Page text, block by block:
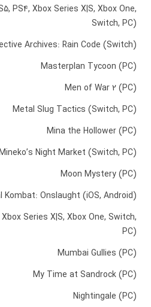
PS4, Xbox Series X|S, Xbox One,
Switch, PC)
Archives: Rain Code (Switch)
Masterplan Tycoon (PC)
Men of War 2 (PC)
Metal Slug Tactics (Switch, PC)
Mina the Hollower (PC)
Night Market (Switch, PC)
Moon Mystery (PC)
Kombat: Onslaught (iOS, Android)
Series X|S, Xbox One, Switch,
PC)
Mumbai Gullies (PC)
My Time at Sandrock (PC)
Nightingale (PC)